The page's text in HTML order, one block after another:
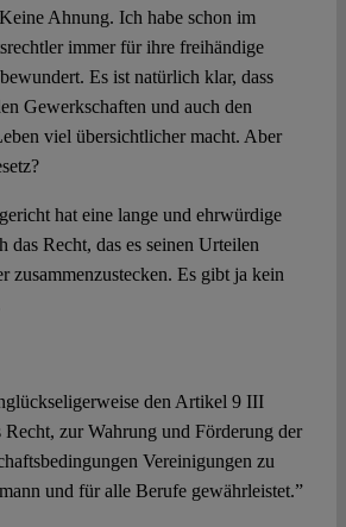
Ahnung. Ich habe schon im
immer für ihre freihändige
Es ist natürlich klar, dass
Gewerkschaften und auch den
viel übersichtlicher macht. Aber
hat eine lange und ehrwürdige
das Recht, das es seinen Urteilen
zusammenzustecken. Es gibt ja kein
den Artikel 9 III
Recht, zur Wahrung und Förderung der
Vereinigungen zu
und für alle Berufe gewährleistet.”